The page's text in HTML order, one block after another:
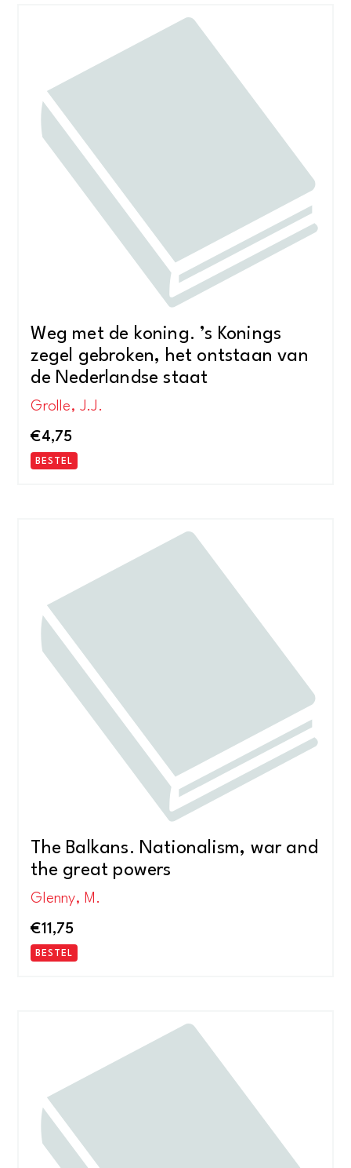
Weg met de koning. ’s Konings
zegel gebroken, het ontstaan van
de Nederlandse staat
Grolle, J.J.
€4,75
BESTEL
The Balkans. Nationalism, war and
the great powers
Glenny, M.
€11,75
BESTEL